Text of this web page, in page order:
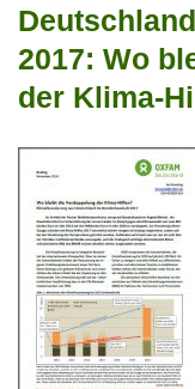
2017: Wo
der Klima-